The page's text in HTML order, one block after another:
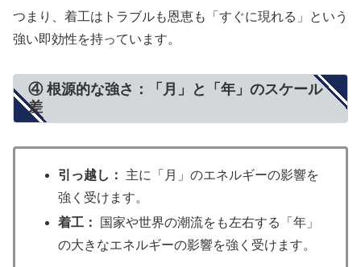
つまり、着工はトラブルも恩恵も「すぐに現れる」という
強い即効性を持っています。
④ 根源的な強さ：「月」と「年」のスケール
差
引っ越し：
主に「月」のエネルギーの影響を
強く受けます。
着工：
国家や世界の潮流をも左右する「年」
の大きなエネルギーの影響を強く受けます。